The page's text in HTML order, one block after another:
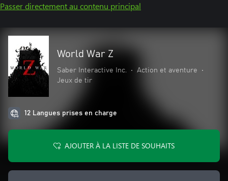
Passer directement au contenu principal
World War Z
Saber Interactive Inc. • Action et aventure
•
Jeux de tir
12 Langues prises en charge
AJOUTER À LA LISTE DE SOUHAITS